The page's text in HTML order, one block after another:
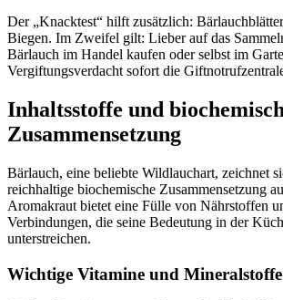
Der „Knacktest“ hilft zusätzlich:
Biegen. Im Zweifel gilt: Lieber auf das
Bärlauch im Handel kaufen oder selbst im
Vergiftungsverdacht sofort die
Inhaltsstoffe und
Zusammensetzung
Bärlauch, eine beliebte Wildlauchart, zeichnet
reichhaltige biochemische Zusammensetzung
Aromakraut bietet eine Fülle von Nährstoffen
Verbindungen, die seine Bedeutung in der
unterstreichen.
Wichtige Vitamine und Mineralstoffe